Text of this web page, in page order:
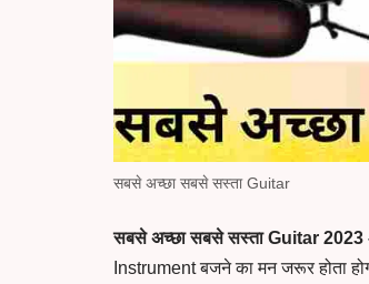
सबसे अच्छा सबसे सस्ता Guitar
सबसे अच्छा सबसे सस्ता Guitar
Instrument बजने का मन जरूर होता